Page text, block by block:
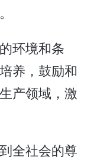
环境和条
养，鼓励和
产领域，激
全社会的尊